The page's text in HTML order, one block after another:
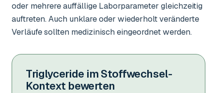
oder mehrere auffällige Laborparameter gleichzeitig
auftreten. Auch unklare oder wiederholt veränderte
Verläufe sollten medizinisch eingeordnet werden.
Triglyceride im Stoffwechsel-
Kontext bewerten